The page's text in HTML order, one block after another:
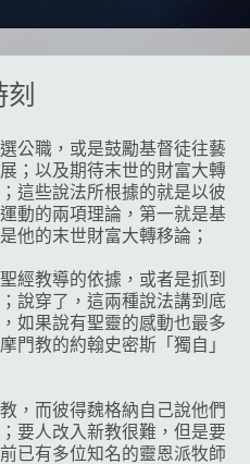
公職，或是鼓勵基督徒往藝
；以及期待末世的財富大轉
這些說法所根據的就是以彼
動的兩項理論，第一就是基
他的末世財富大轉移論；
經教導的依據，或者是抓到
說穿了，這兩種說法講到底
如果說有聖靈的感動也最多
門教的約翰史密斯「獨自」
，而彼得魏格納自己說他們
要人改入新教很難，但是要
已有多位知名的靈恩派牧師